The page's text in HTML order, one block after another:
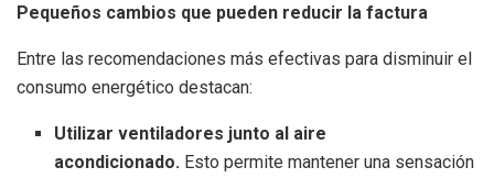
Pequeños cambios que pueden reducir la factura
Entre las recomendaciones más efectivas para disminuir el
consumo energético destacan:
Utilizar ventiladores junto al aire
acondicionado. Esto permite mantener una sensación